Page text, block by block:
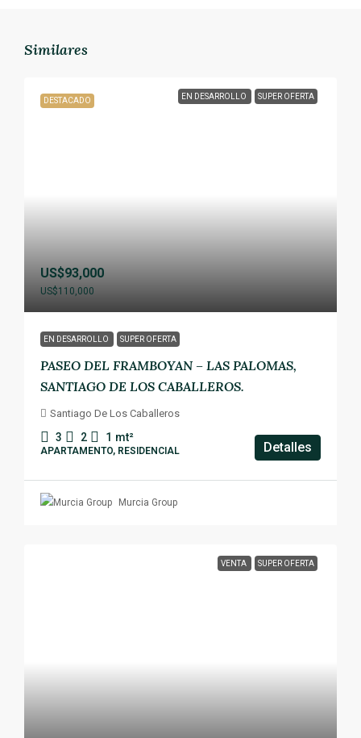
Similares
DESTACADO EN DESARROLLO SUPER OFERTA
US$93,000
US$110,000
EN DESARROLLO SUPER OFERTA
PASEO DEL FRAMBOYAN – LAS PALOMAS,
SANTIAGO DE LOS CABALLEROS.
Santiago De Los Caballeros
3 2 1 mt²
APARTAMENTO, RESIDENCIAL Detalles
Murcia Group
VENTA SUPER OFERTA